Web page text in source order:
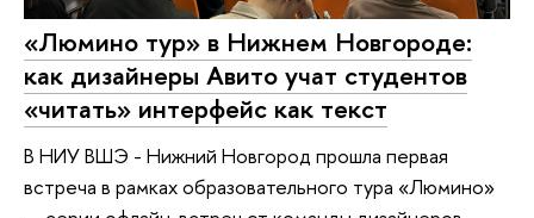
«Люмино тур» в Нижнем Новгороде:
как дизайнеры Авито учат студентов
«читать» интерфейс как текст
В НИУ ВШЭ - Нижний Новгород прошла первая
встреча в рамках образовательного тура «Люмино»